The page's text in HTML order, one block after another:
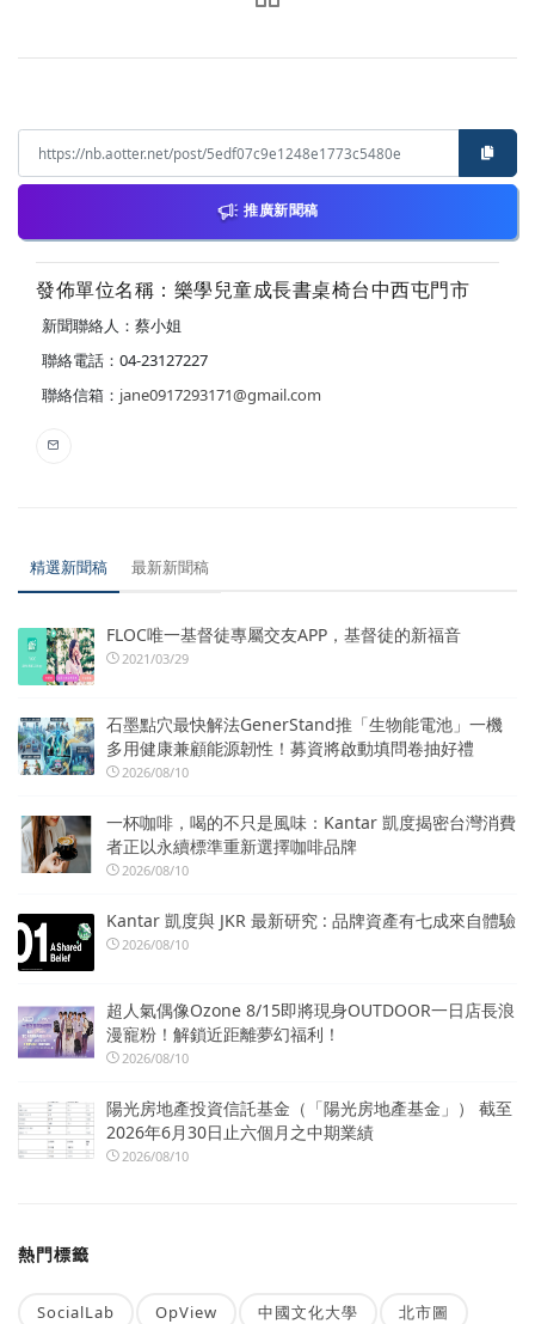
推廣新聞稿
發佈單位名稱：樂學兒童成長書桌椅台中西屯門市
新聞聯絡人：蔡小姐
聯絡電話：04-23127227
聯絡信箱： jane0917293171@gmail.com
精選新聞稿 最新新聞稿
FLOC唯一基督徒專屬交友APP，基督徒的新福音
2021/03/29
石墨點穴最快解法GenerStand推「生物能電池」一機
多用健康兼顧能源韌性！募資將啟動填問卷抽好禮
2026/08/10
一杯咖啡，喝的不只是風味：Kantar 凱度揭密台灣消費
者正以永續標準重新選擇咖啡品牌
2026/08/10
Kantar 凱度與 JKR 最新研究 : 品牌資產有七成來自體驗
2026/08/10
超人氣偶像Ozone 8/15即將現身OUTDOOR一日店長浪
漫寵粉！解鎖近距離夢幻福利！
2026/08/10
陽光房地產投資信託基金（「陽光房地產基金」） 截至
2026年6月30日止六個月之中期業績
2026/08/10
熱門標籤
SocialLab OpView 中國文化大學 北市圖